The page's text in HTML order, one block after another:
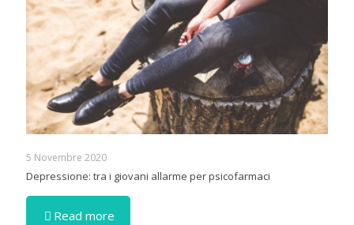
5 Novembre 2020
Depressione: tra i giovani allarme per psicofarmaci
Read more